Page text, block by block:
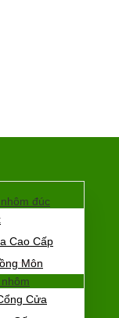
đúc
Cao Cấp
Môn
Cửa